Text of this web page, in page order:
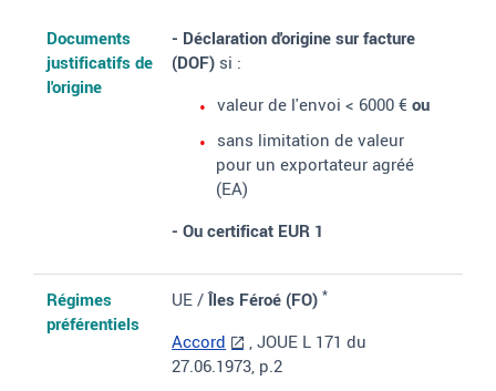
Documents
justificatifs de
l'origine
- Déclaration d'origine sur facture
(DOF) si :
valeur de l'envoi < 6000 €ou
sans limitation de valeur
pour un exportateur agréé
(EA)
- Ou certificat EUR 1
Régimes
préférentiels
UE /Îles Féroé (FO)*
Accord
, JOUE L 171 du
27.06.1973, p.2